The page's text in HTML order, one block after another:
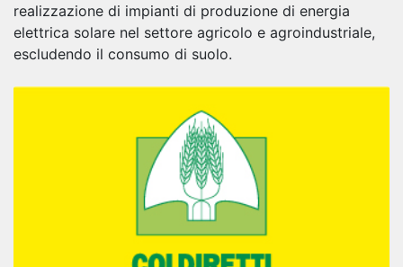
realizzazione di impianti di produzione di energia
elettrica solare nel settore agricolo e agroindustriale,
escludendo il consumo di suolo.